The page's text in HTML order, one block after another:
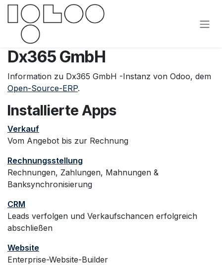
Zum Inhalt springen
Dx365 GmbH
Information zu Dx365 GmbH -Instanz von Odoo, dem
Open-Source-ERP.
Installierte Apps
Verkauf
Vom Angebot bis zur Rechnung
Rechnungsstellung
Rechnungen, Zahlungen, Mahnungen &
Banksynchronisierung
CRM
Leads verfolgen und Verkaufschancen erfolgreich
abschließen
Website
Enterprise-Website-Builder